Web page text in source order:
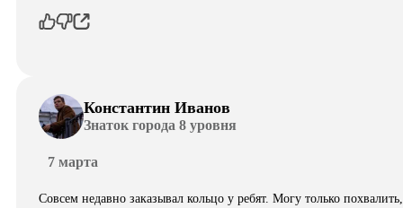
Константин Иванов
Знаток города 8 уровня
7 марта
Совсем недавно заказывал кольцо у ребят. Могу только похвалить,